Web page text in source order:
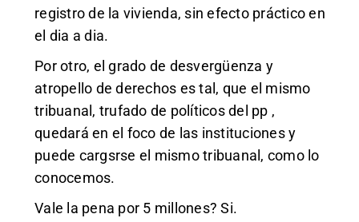
registro de la vivienda, sin efecto práctico en
el dia a dia.
Por otro, el grado de desvergüenza y
atropello de derechos es tal, que el mismo
tribuanal, trufado de políticos del pp ,
quedará en el foco de las instituciones y
puede cargsrse el mismo tribuanal, como lo
conocemos.
Vale la pena por 5 millones? Si.